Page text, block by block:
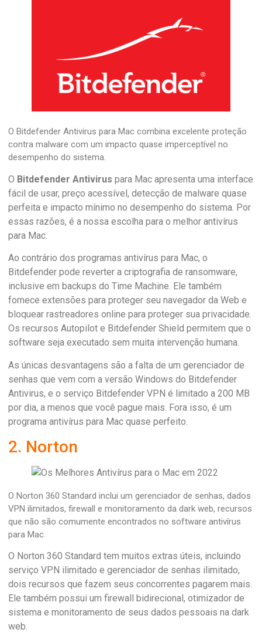
O Bitdefender Antivirus para Mac combina excelente proteção
contra malware com um impacto quase imperceptível no
desempenho do sistema.
O Bitdefender Antivirus para Mac apresenta uma interface
fácil de usar, preço acessível, detecção de malware quase
perfeita e impacto mínimo no desempenho do sistema. Por
essas razões, é a nossa escolha para o melhor antivírus
para Mac.
Ao contrário dos programas antivírus para Mac, o
Bitdefender pode reverter a criptografia de ransomware,
inclusive em backups do Time Machine. Ele também
fornece extensões para proteger seu navegador da Web e
bloquear rastreadores online para proteger sua privacidade.
Os recursos Autopilot e Bitdefender Shield permitem que o
software seja executado sem muita intervenção humana.
As únicas desvantagens são a falta de um gerenciador de
senhas que vem com a versão Windows do Bitdefender
Antivirus, e o serviço Bitdefender VPN é limitado a 200 MB
por dia, a menos que você pague mais. Fora isso, é um
programa antivírus para Mac quase perfeito.
2. Norton
O Norton 360 Standard inclui um gerenciador de senhas, dados
VPN ilimitados, firewall e monitoramento da dark web, recursos
que não são comumente encontrados no software antivírus
para Mac.
O Norton 360 Standard tem muitos extras úteis, incluindo
serviço VPN ilimitado e gerenciador de senhas ilimitado,
dois recursos que fazem seus concorrentes pagarem mais.
Ele também possui um firewall bidirecional, otimizador de
sistema e monitoramento de seus dados pessoais na dark
web.